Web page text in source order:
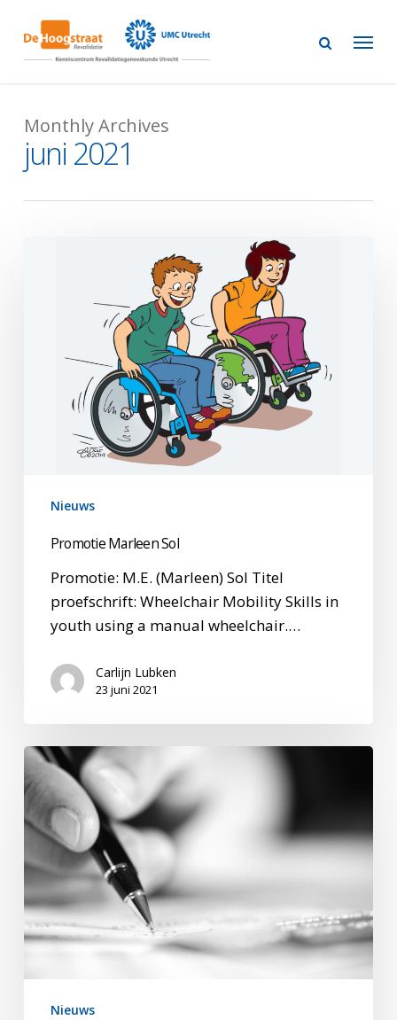
main
Monthly Archives
juni 2021
Nieuws
Promotie Marleen Sol
Promotie: M.E. (Marleen) Sol Titel
proefschrift: Wheelchair Mobility Skills in
youth using a manual wheelchair.…
Carlijn Lubken
23 juni 2021
Belang
van
omgevingsfactoren
voor
participatie
Nieuws